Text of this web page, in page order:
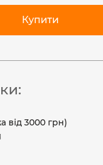
Купити
від 3000 грн)